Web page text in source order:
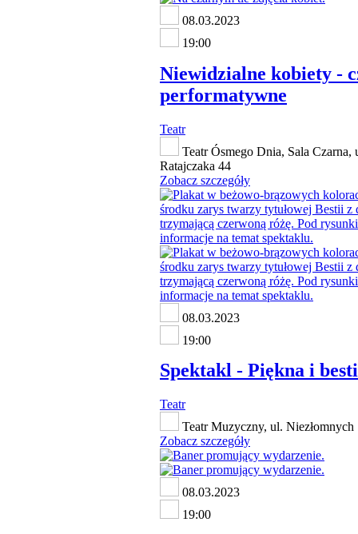
08.03.2023
19:00
Niewidzialne kobiety -
performatywne
Teatr
Teatr Ósmego Dnia, Sala Czarna,
Ratajczaka 44
Zobacz szczegóły
08.03.2023
19:00
Spektakl - Piękna i
Teatr
Teatr Muzyczny, ul. Niezłomnych
Zobacz szczegóły
08.03.2023
19:00